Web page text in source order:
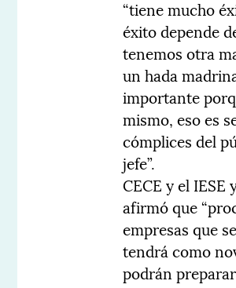
“tiene mucho
éxito depende
tenemos otra
un hada
importante
mismo, eso es
cómplices del
jefe”.
CECE y el
afirmó que
empresas que
tendrá como
podrán